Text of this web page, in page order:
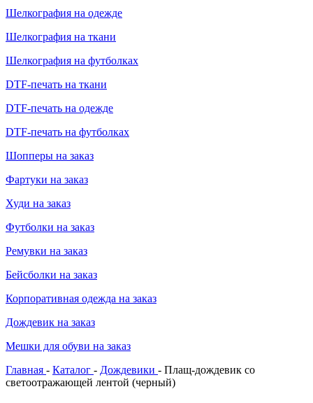
Шелкография на одежде
Шелкография на ткани
Шелкография на футболках
DTF-печать на ткани
DTF-печать на одежде
DTF-печать на футболках
Шопперы на заказ
Фартуки на заказ
Худи на заказ
Футболки на заказ
Ремувки на заказ
Бейсболки на заказ
Корпоративная одежда на заказ
Дождевик на заказ
Мешки для обуви на заказ
Главная - Каталог - Дождевики - Плащ-дождевик со
светоотражающей лентой (черный)